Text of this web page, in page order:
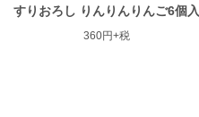
すりおろし りんりんりんご6個入
360円+税